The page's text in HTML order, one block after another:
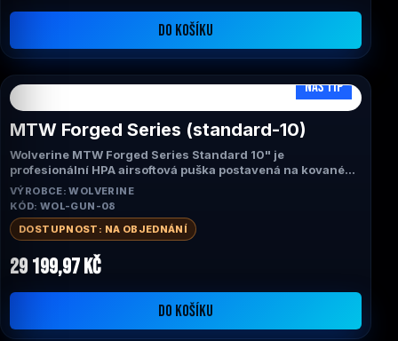
DO KOŠÍKU
NÁŠ TIP
MTW Forged Series (standard-10)
Wolverine MTW Forged Series Standard 10" je
profesionální HPA airsoftová puška postavená na kovaném
(forged) těle ve stylu skutečných AR-15. Kombinuje
osvědčený systém INFERNO Gen 2, realistické ovládání a
technologii Empty Magazine Detection. Díky univerzální
10" konfiguraci nabízí ideální poměr mezi obratností a
přesností pro CQB i venkovní hřiště.
VÝROBCE: WOLVERINE
KÓD: WOL-GUN-08
DOSTUPNOST: NA OBJEDNÁNÍ
29 199,97 Kč
DO KOŠÍKU